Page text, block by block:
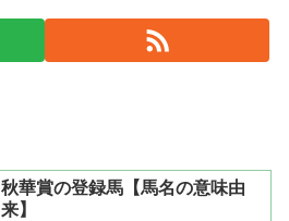
秋華賞の登録馬【馬名の意味由
来】